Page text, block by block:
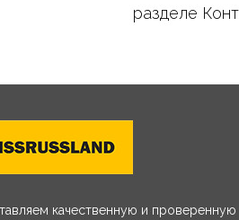
разделе
качественную и проверенную